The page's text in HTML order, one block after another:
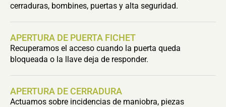
cerraduras, bombines, puertas y alta seguridad.
APERTURA DE PUERTA FICHET
Recuperamos el acceso cuando la puerta queda
bloqueada o la llave deja de responder.
APERTURA DE CERRADURA
Actuamos sobre incidencias de maniobra, piezas